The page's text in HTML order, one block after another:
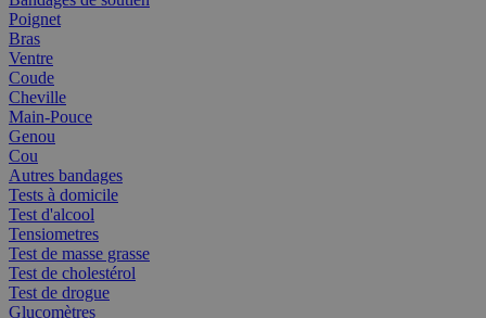
Poignet
Bras
Ventre
Coude
Cheville
Main-Pouce
Genou
Cou
Autres bandages
Tests à domicile
Test d'alcool
Tensiometres
Test de masse grasse
Test de cholestérol
Test de drogue
Glucomètres